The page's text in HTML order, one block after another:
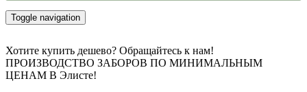
Toggle navigation
Хотите купить дешево? Обращайтесь к нам!
ПРОИЗВОДСТВО ЗАБОРОВ ПО МИНИМАЛЬНЫМ
ЦЕНАМ В Элисте!